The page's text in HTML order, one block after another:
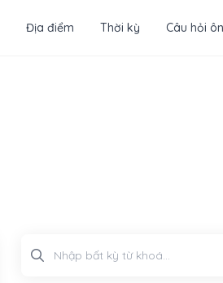
Địa điểm Thời kỳ Câu hỏi